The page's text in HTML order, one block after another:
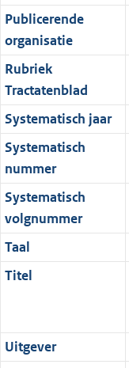
Publicerende
organisatie
Rubriek
Tractatenblad
Systematisch jaar
Systematisch
nummer
Systematisch
volgnummer
Taal
Titel
Uitgever